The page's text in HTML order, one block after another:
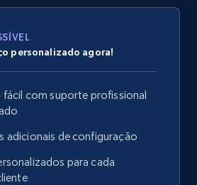
- Discover products by
name, Manufacturer,
Comece agora
personalizado agora!
fácil com suporte profissional
adicionais de configuração
para cada